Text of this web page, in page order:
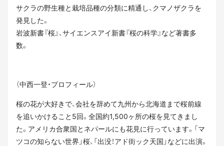
サクラの野生種と栽培品種の分類に精通し、クマノザクラを
発見した。
岩波新書『桜』、サイエンスアイ新書『桜の科学』など著書多
数。
（中西一登・プロフィール）
桜の花が大好きで、会社を辞めて九州から北海道まで桜前線
を追いかけること5回。全国約1,500ヶ所の桜を見てきまし
た。アメリカ合衆国とネパールにも花見に行っています。「マ
ツコの知らない世界」桜、「出没！アド街ック天国」などに出演。